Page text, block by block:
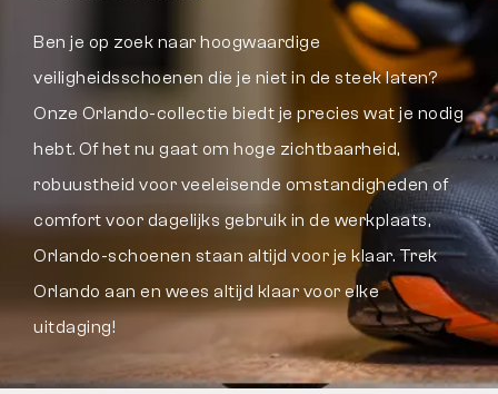
Vrijetijdsschoenen
Tactical
ALLES OVER WINKELEN
Ben je op zoek naar hoogwaardige
veiligheidsschoenen die je niet in de steek laten?
Onze Orlando-collectie biedt je precies wat je nodig
hebt. Of het nu gaat om hoge zichtbaarheid,
robuustheid voor veeleisende omstandigheden of
comfort voor dagelijks gebruik in de werkplaats,
Orlando-schoenen staan altijd voor je klaar. Trek
Orlando aan en wees altijd klaar voor elke
uitdaging!